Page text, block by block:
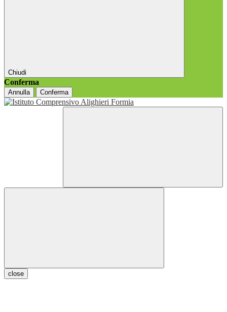
Chiudi
Conferma
Annulla Conferma
close